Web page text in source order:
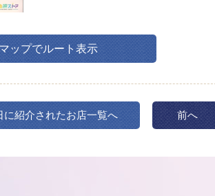
ップでルート表示
に紹介されたお店一覧へ 前へ